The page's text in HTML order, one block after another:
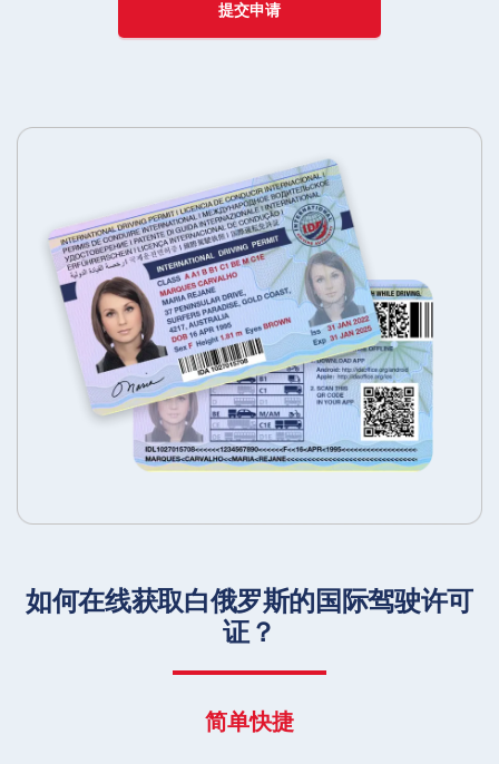
提交申请
如何在线获取白俄罗斯的国际驾驶许可
证？
简单快捷